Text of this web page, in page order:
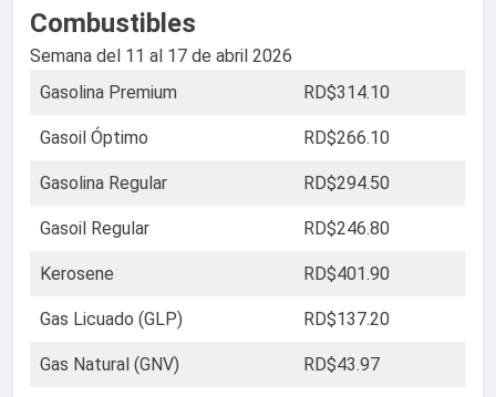
Combustibles
Semana del 11 al 17 de abril 2026
Gasolina Premium
RD$314.10
Gasoil Óptimo RD$266.10
Gasolina Regular RD$294.50
Gasoil Regular RD$246.80
Kerosene RD$401.90
Gas Licuado (GLP) RD$137.20
Gas Natural (GNV) RD$43.97